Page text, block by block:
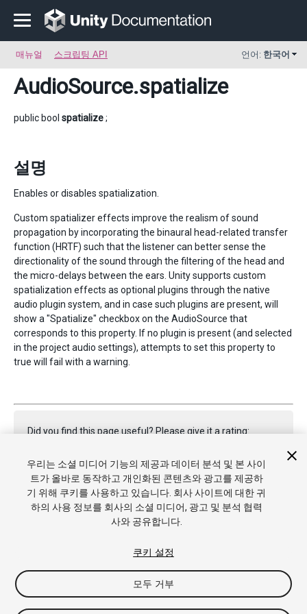
매뉴얼 스크립팅 API 언어: 한국어
AudioSource.spatialize
public bool spatialize;
설명
Enables or disables spatialization.
Custom spatializer effects improve the realism of sound
propagation by incorporating the binaural head-related transfer
function (HRTF) such that the listener can better sense the
directionality of the sound through the filtering of the head and
the micro-delays between the ears. Unity supports custom
spatialization effects as optional plugins through the native
audio plugin system, and in case such plugins are present, will
show a "Spatialize" checkbox on the AudioSource that
corresponds to this property. If no plugin is present (and selected
in the project audio settings), attempts to set this property to
true will fail with a warning.
Did you find this page useful? Please give it a rating:
Report a problem on this page
Copyright © 2021 Unity Technologies. Publication 2021.2
우리는 소셜 미디어 기능의 제공과 데이터 분석 및 본 사이
트가 올바로 동작하고 개인화된 콘텐츠와 광고를 제공하
기 위해 쿠키를 사용하고 있습니다. 회사 사이트에 대한 귀
하의 사용 정보를 회사의 소셜 미디어, 광고 및 분석 협력
사와 공유합니다.
쿠키 설정
모두 거부